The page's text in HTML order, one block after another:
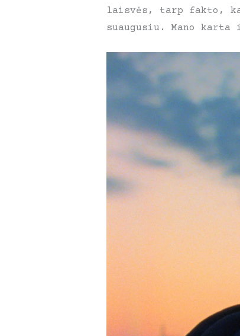
laisvės, tarp fakto,
suaugusiu. Mano